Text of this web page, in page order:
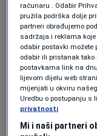
računaru . Odabir
pružila podrška dolje
partneri obrađujemo
sadržaja i reklama
odabir postavki možete
odabir ili pristanak
postavkama link na
lijevom dijelu web
mijenjati u okviru
Uredbu o postupanju s
privatnosti
Mi i naši partneri